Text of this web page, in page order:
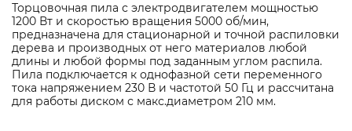
Торцовочная пила с электродвигателем мощностью
1200 Вт и скоростью вращения 5000 об/мин,
предназначена для стационарной и точной распиловки
дерева и производных от него материалов любой
длины и любой формы под заданным углом распила.
Пила подключается к однофазной сети переменного
тока напряжением 230 В и частотой 50 Гц и рассчитана
для работы диском с макс.диаметром 210 мм.